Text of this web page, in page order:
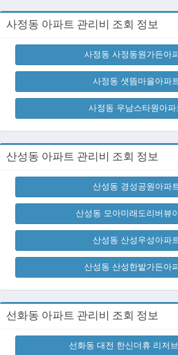
사정동 아파트 관리비 조회 정보
사정동 사정동원가든아
사정동 샛뜸마을아파
사정동 우남스타원아파
산성동 아파트 관리비 조회 정보
산성동 경성공원아파
산성동 모아미래도리버뷰
산성동 산성우성아파
산성동 산성한밭가든아
선화동 아파트 관리비 조회 정보
선화동 대전 한신더휴 리저